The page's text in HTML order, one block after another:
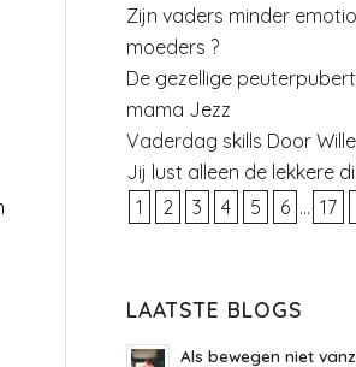
Zijn vaders minder
moeders ?
De gezellige
mama Jezz
Vaderdag skills Door
Jij lust alleen de lekkere
1
2 3 4 5 6 ... 17
LAATSTE BLOGS
Als bewegen niet